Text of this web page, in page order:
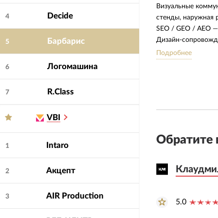
4 Decide
5 Барбарис
6 Логомашина
7 R.Class
VBI
1 Intaro
2 Акцепт
3 AIR Production
Визуальные
стенды, наружная
SEO / GEO / AEO
Дизайн-
стратегии до
Наш результат:
Особенности
Подробнее
Обратите
5.0